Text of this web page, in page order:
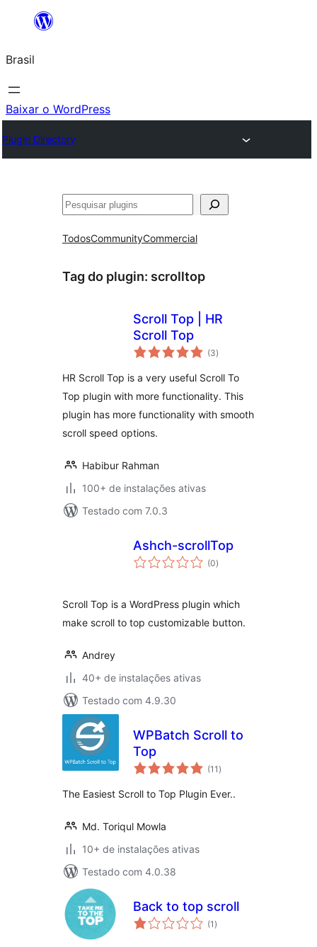
o
conteúdo
Brasil
Baixar o WordPress
Plugin Directory
Pesquisar
TodosCommunityCommercial
Tag do plugin: scrolltop
Scroll Top | HR
Scroll Top
(3total
de
)
HR Scroll Top is a very useful Scroll To
Top plugin with more functionality. This
plugin has more functionality with smooth
scroll speed options.
Habibur Rahman
100+ de instalações ativas
Testado com 7.0.3
Ashch-scrollTop
(0total
de
)
Scroll Top is a WordPress plugin which
make scroll to top customizable button.
Andrey
40+ de instalações ativas
Testado com 4.9.30
WPBatch Scroll to
Top
(11 total
de
)
The Easiest Scroll to Top Plugin Ever..
Md. Toriqul Mowla
10+ de instalações ativas
Testado com 4.0.38
Back to top scroll
(1 total
de
)